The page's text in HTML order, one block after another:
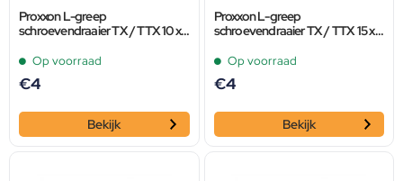
Proxxon L-greep
schroevendraaier TX / TTX 10 x
Op voorraad
€4
Bekijk
Proxxon L-greep
schroevendraaier TX / TTX 15 x
Op voorraad
€4
Bekijk